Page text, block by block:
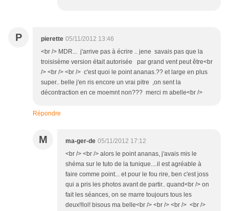
P pierette 05/11/2012 13:46
<br /> MDR... j'arrive pas à écrire .. jene savais pas que la
troisisème version était autorisée par grand vent peut être<br
/> <br /> <br /> c'est quoi le point ananas.?? et large en plus
super.. belle j'en ris encore un vrai pitre ,on sent la
décontraction en ce moemnt non??? merci m abelle<br />
Répondre
M ma-ger-de 05/11/2012 17:12
<br /> <br /> alors le point ananas, j'avais mis le
shéma sur le tuto de la tunique....il est agréable à
faire comme point... et pour le fou rire, ben c'est joss
qui a pris les photos avant de partir.. quand<br /> on
fait les séances, on se marre toujours tous les
deux!!lol! bisous ma belle<br /> <br /> <br /> <br />